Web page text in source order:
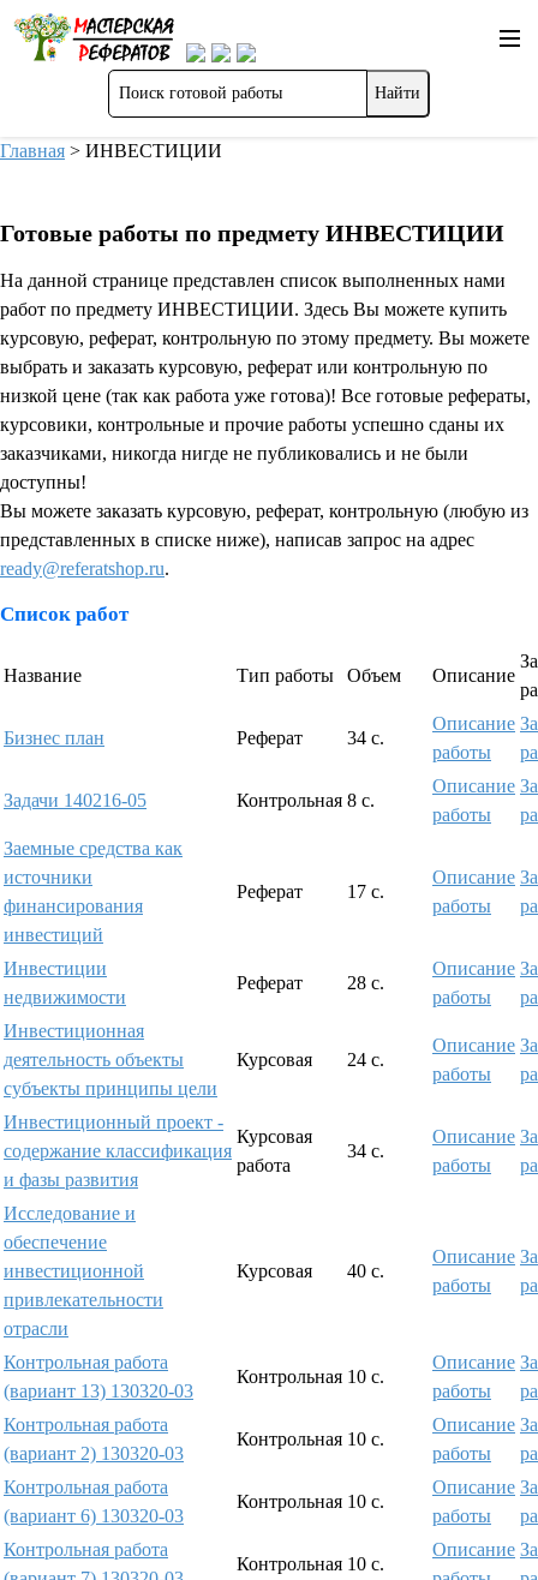
Главная > ИНВЕСТИЦИИ
Готовые работы по предмету ИНВЕСТИЦИИ
На данной странице представлен список выполненных нами
работ по предмету ИНВЕСТИЦИИ. Здесь Вы можете купить
курсовую, реферат, контрольную по этому предмету. Вы можете
выбрать и заказать курсовую, реферат или контрольную по
низкой цене (так как работа уже готова)! Все готовые рефераты,
курсовики, контрольные и прочие работы успешно сданы их
заказчиками, никогда нигде не публиковались и не были
доступны!
Вы можете заказать курсовую, реферат, контрольную (любую из
представленных в списке ниже), написав запрос на адрес
ready@referatshop.ru.
Список работ
Название Тип работы Объем Описание
Бизнес план Реферат 34 с.
Описание
работы
Задачи 140216-05 Контрольная 8 с.
Описание
работы
Заемные средства как
источники
финансирования
инвестиций
Реферат 17 с.
Описание
работы
Инвестиции
недвижимости
Реферат 28 с.
Описание
работы
Инвестиционная
деятельность объекты
субъекты принципы цели
Курсовая 24 с.
Описание
работы
Инвестиционный проект -
содержание классификация
и фазы развития
Курсовая
работа
34 с.
Описание
работы
Исследование и
обеспечение
инвестиционной
привлекательности
отрасли
Курсовая 40 с.
Описание
работы
Контрольная работа
(вариант 13) 130320-03
Контрольная 10 с.
Описание
работы
Контрольная работа
(вариант 2) 130320-03
Контрольная 10 с.
Описание
работы
Контрольная работа
(вариант 6) 130320-03
Контрольная 10 с.
Описание
работы
Контрольная работа
Контрольная 10 с.
Описание